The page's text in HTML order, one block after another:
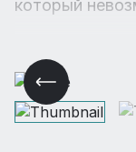
который